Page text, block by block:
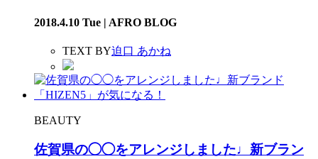
2018.4.10 Tue | AFRO BLOG
TEXT BY迫口 あかね
BEAUTY
佐賀県の◯◯をアレンジしました♩新ブラン